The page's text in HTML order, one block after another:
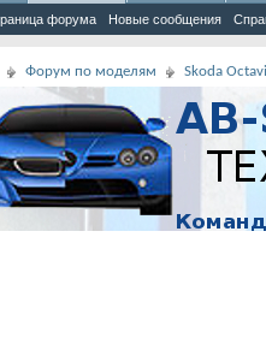
форума Новые сообщения
Форум по моделям Skoda